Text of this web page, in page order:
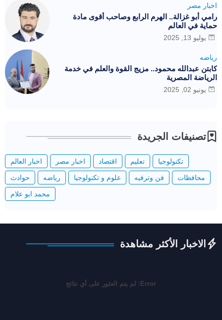
اخبار مصر
رامي أبو غزالة.. الهرم الرابع وصاحب أقوى مادة
حماية في العالم
يوليو 13, 2025
رياضه
كابتن عبدالله محمود.. مزيج القوة والعلم في خدمة
الرياضة المصرية
يونيو 02, 2025
تصنيفات الجريدة
اخبار العالم اخبار مصر اقتصاد تعليم تكنولوجيا
حوادث رياضه علوم و تكنولوجيا فن وترفيه محافظات
محمد ابو علام
الاخبار الأكثر مشاهدة
Error: لم يتم العثور على أي نتائج